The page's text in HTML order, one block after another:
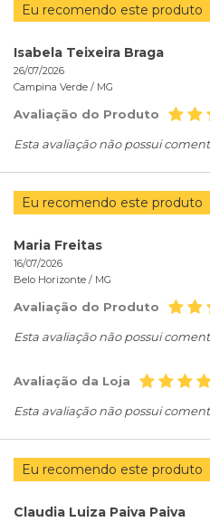
Eu recomendo este produto
Isabela Teixeira Braga
26/07/2026
Campina Verde / MG
Avaliação do Produto
Esta avaliação não possui
Eu recomendo este produto
Maria Freitas
16/07/2026
Belo Horizonte / MG
Avaliação do Produto
Esta avaliação não possui
Avaliação da Loja
Esta avaliação não possui
Eu recomendo este produto
Claudia Luiza Paiva Paiva